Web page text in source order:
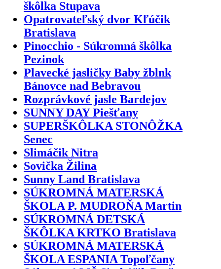
škôlka Stupava
Opatrovateľský dvor Kľúčik
Bratislava
Pinocchio - Súkromná škôlka
Pezinok
Plavecké jasličky Baby žblnk
Bánovce nad Bebravou
Rozprávkové jasle Bardejov
SUNNY DAY Piešťany
SUPERŠKÔLKA STONÔŽKA
Senec
Slimáčik Nitra
Sovička Žilina
Sunny Land Bratislava
SÚKROMNÁ MATERSKÁ
ŠKOLA P. MUDROŇA Martin
SÚKROMNÁ DETSKÁ
ŠKÔLKA KRTKO Bratislava
SÚKROMNÁ MATERSKÁ
ŠKOLA ESPANIA Topoľčany